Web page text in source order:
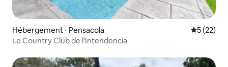
Hébergement ⋅ Pensacola
5 (22)
Le Country Club de l'Intendencia